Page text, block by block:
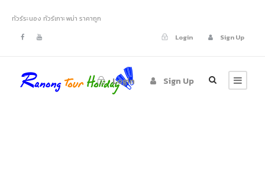
ทัวร์ระนอง ทัวร์เกาะพม่า ราคาถูก
Login
Sign Up
Login Sign Up